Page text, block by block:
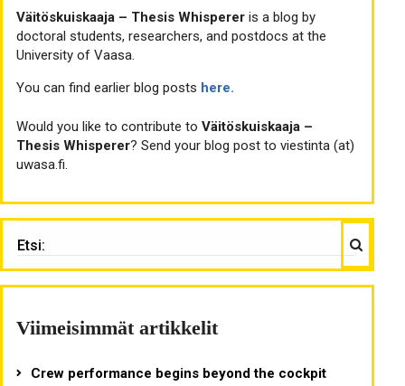
Väitöskuiskaaja – Thesis Whisperer is a blog by
doctoral students, researchers, and postdocs at the
University of Vaasa.
You can find earlier blog posts here.
Would you like to contribute to Väitöskuiskaaja –
Thesis Whisperer? Send your blog post to viestinta (at)
uwasa.fi.
Haku
Viimeisimmät artikkelit
Crew performance begins beyond the cockpit